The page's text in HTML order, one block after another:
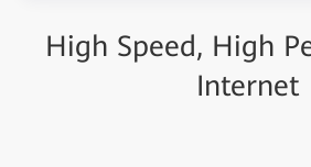
High Speed, High
Internet